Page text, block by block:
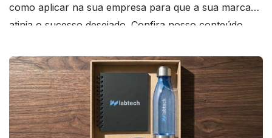
como aplicar na sua empresa para que a sua marca
atinja o sucesso desejado. Confira nosso conteúdo